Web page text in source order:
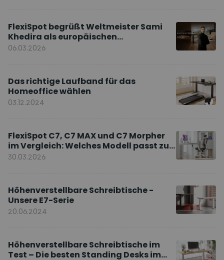
FlexiSpot begrüßt Weltmeister Sami
Khedira als europäischen
Markenbotschafter
06.03.2026
Das richtige Laufband für das
Homeoffice wählen
03.12.2024
FlexiSpot C7, C7 MAX und C7 Morpher
im Vergleich: Welches Modell passt zu
Ihnen?
30.03.2026
Höhenverstellbare Schreibtische -
Unsere E7-Serie
20.06.2024
Höhenverstellbare Schreibtische im
Test – Die besten Standing Desks im